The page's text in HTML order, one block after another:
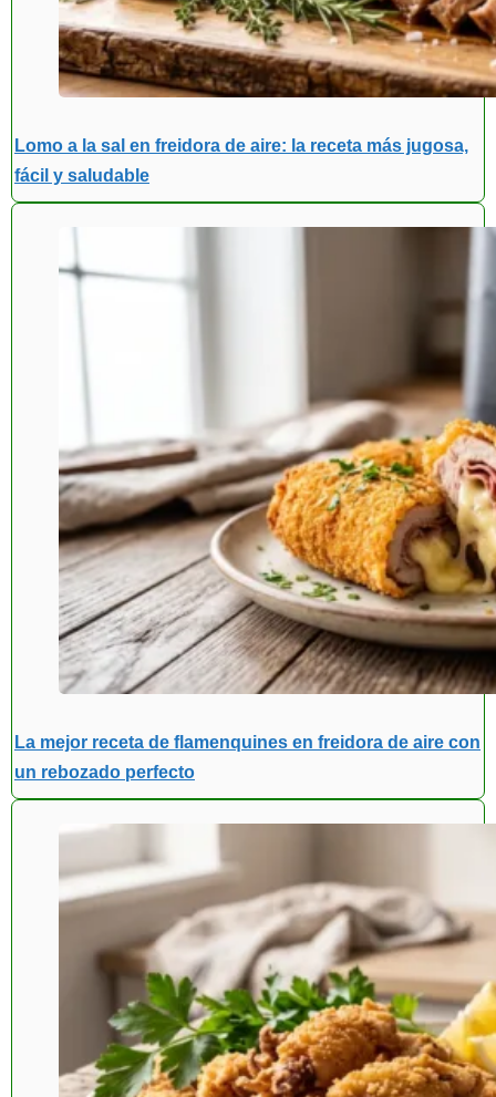
Lomo a la sal en freidora de aire: la receta más jugosa,
fácil y saludable
La mejor receta de flamenquines en freidora de aire con
un rebozado perfecto